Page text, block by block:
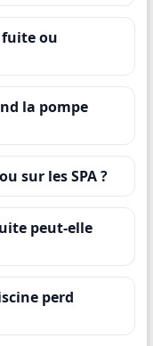
fuite ou
la pompe
sur les SPA ?
peut-elle
perd